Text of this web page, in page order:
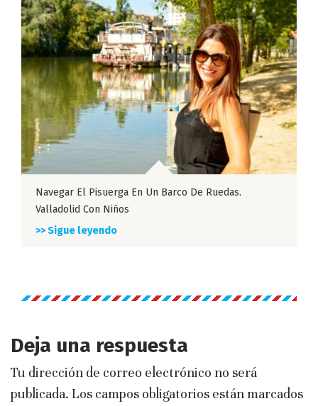
Navegar El Pisuerga En Un Barco De Ruedas.
Valladolid Con Niños
>> Sigue leyendo
Deja una respuesta
Tu dirección de correo electrónico no será
publicada. Los campos obligatorios están marcados